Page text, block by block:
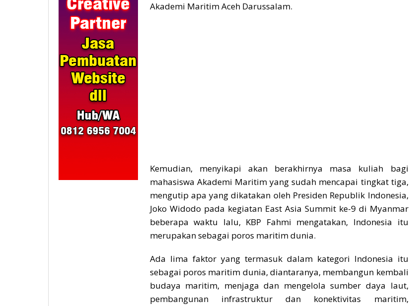
Akademi Maritim Aceh Darussalam.
Kemudian, menyikapi akan berakhirnya masa kuliah bagi
mahasiswa Akademi Maritim yang sudah mencapai tingkat tiga,
mengutip apa yang dikatakan oleh Presiden Republik Indonesia,
Joko Widodo pada kegiatan East Asia Summit ke-9 di Myanmar
beberapa waktu lalu, KBP Fahmi mengatakan, Indonesia itu
merupakan sebagai poros maritim dunia.
Ada lima faktor yang termasuk dalam kategori Indonesia itu
sebagai poros maritim dunia, diantaranya, membangun kembali
budaya maritim, menjaga dan mengelola sumber daya laut,
pembangunan infrastruktur dan konektivitas maritim,